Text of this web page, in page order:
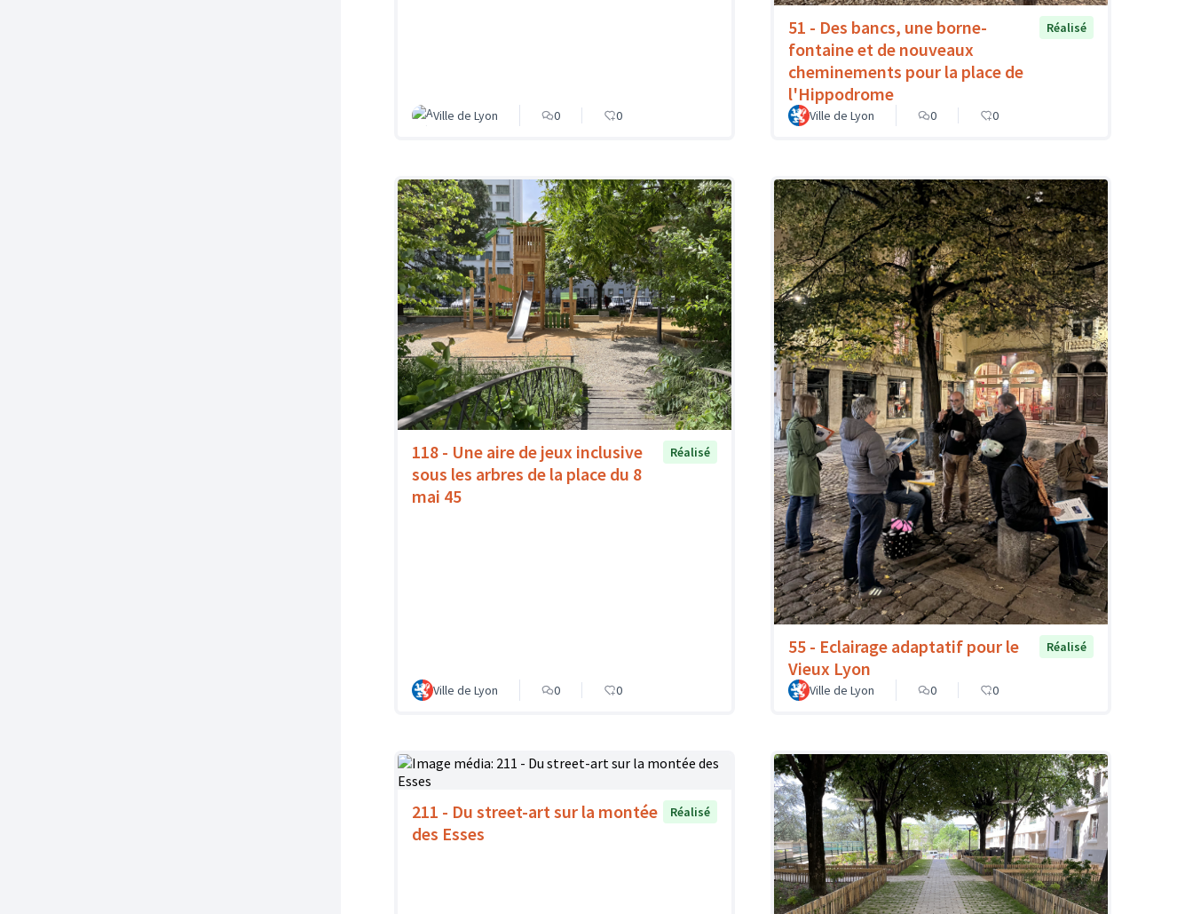
Ville de Lyon 0 0
51 - Des bancs, une borne-
fontaine et de nouveaux
cheminements pour la place de
l'Hippodrome
Réalisé
Ville de Lyon 0 0
118 - Une aire de jeux inclusive
sous les arbres de la place du 8
mai 45
Réalisé
Ville de Lyon 0 0
55 - Eclairage adaptatif pour le
Vieux Lyon
Réalisé
Ville de Lyon 0 0
211 - Du street-art sur la montée
des Esses
Réalisé